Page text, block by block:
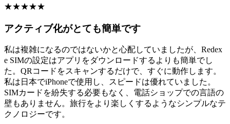
★★★★★
アクティブ化がとても簡単です
私は複雑になるのではないかと心配していましたが、Redex
e SIMの設定はアプリをダウンロードするよりも簡単でし
た。QRコードをスキャンするだけで、すぐに動作します。
私は日本でiPhoneで使用し、スピードは優れていました。
SIMカードを紛失する必要もなく、電話ショップでの言語の
壁もありません。旅行をより楽しくするようなシンプルなテ
クノロジーです。